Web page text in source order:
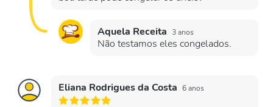
Aquela Receita 3 anos
Não testamos eles congelados.
Eliana Rodrigues da Costa 6 anos